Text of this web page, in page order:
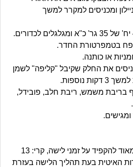
ומכניסים למקרר למשך
מחלקים את הבצק ל-40 יח' של 35 גר' כ"א ומגלגלים לכדורים.
בטמפרטורת החדר.
או כותנה.
את החלק שקיבל "קליפה" לשמן
בריבת משמש, ריבת חלב, פובידל,
1. להכנת הבצק: חשוב מאוד להקפיד על זמני לישה, קרי: 13
האיטית בעת תהליך הלישה בעזרת